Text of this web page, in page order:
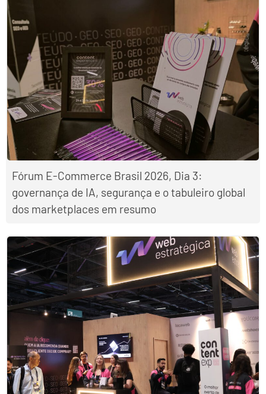
Fórum E-Commerce Brasil 2026, Dia 3:
governança de IA, segurança e o tabuleiro global
dos marketplaces em resumo